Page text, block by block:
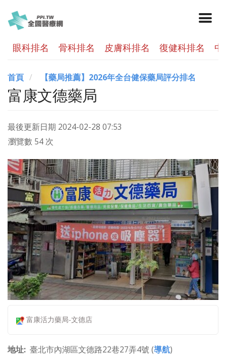
眼科排名 骨科排名 皮膚科排名 復健科排名
首頁 【藥局推薦】2026年全台健保藥局評分排名
富康文德藥局
最後更新日期 2024-02-28 07:53
瀏覽數 54 次
富康活力藥局-文德店
地址 臺北市內湖區文德路22巷27弄4號 (導航)